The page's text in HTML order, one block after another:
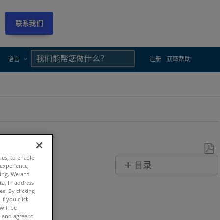
联系我们
语言 注册 获取帮助
存
目录
to enable
We and
IP address
By clicking
if you click
be
and agree to